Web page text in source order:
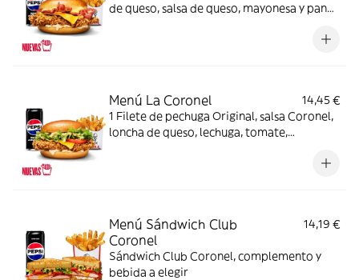
de queso, salsa de queso, mayonesa y pan
Menú La Coronel
14,45 €
1 Filete de pechuga Original, salsa Coronel,
loncha de queso, lechuga, tomate,
Menú Sándwich Club
Coronel
14,19 €
Sándwich Club Coronel, complemento y
bebida a elegir